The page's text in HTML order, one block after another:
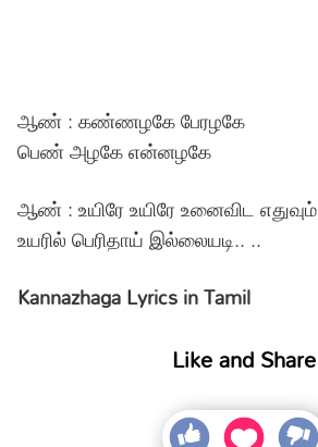
ஆண் : கண்ணழகே பேரழகே
பெண் அழகே என்னழகே
ஆண் : உயிரே உயிரே உனைவிட எதுவும்
உயரில் பெரிதாய் இல்லையடி.. ..
Kannazhaga Lyrics in Tamil
Like and Share